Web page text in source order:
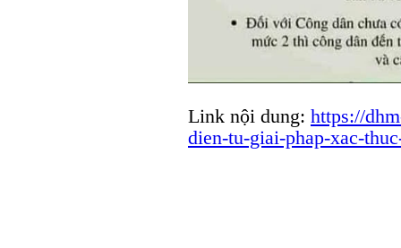
Link nội dung: https://
dien-tu-giai-phap-xac-